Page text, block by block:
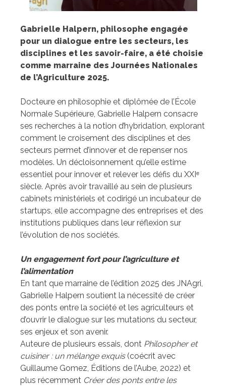
Gabrielle Halpern, philosophe engagée
pour un dialogue entre les secteurs, les
disciplines et les savoir-faire, a été choisie
comme marraine des Journées Nationales
de l’Agriculture 2025.
Docteure en philosophie et diplômée de l’École
Normale Supérieure, Gabrielle Halpern consacre
ses recherches à la notion d’hybridation, explorant
comment le croisement des disciplines et des
secteurs permet d’innover et de repenser nos
modèles. Un décloisonnement qu’elle estime
essentiel pour innover et relever les défis du XXIᵉ
siècle. Après avoir travaillé au sein de plusieurs
cabinets ministériels et codirigé un incubateur de
startups, elle accompagne des entreprises et des
institutions publiques dans leur réflexion sur
l’évolution de nos sociétés.
Un engagement fort pour l’agriculture et
l’alimentation
En tant que marraine de l’édition 2025 des JNAgri,
Gabrielle Halpern soutient la nécessité de créer
des ponts entre la société et les agriculteurs et
d’ouvrir le dialogue sur les mutations du secteur,
ses enjeux et son avenir.
Auteure de plusieurs essais, dont Philosopher et
cuisiner : un mélange exquis (coécrit avec
Guillaume Gomez, Éditions de l’Aube, 2022) et
plus récemment Créer des ponts entre les